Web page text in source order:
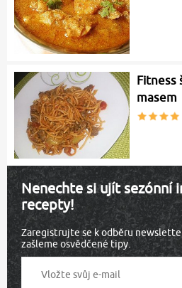
Fitness
masem
Nenechte si ujít sezónní
recepty!
Zaregistrujte se k odběru
zašleme osvědčené tipy.